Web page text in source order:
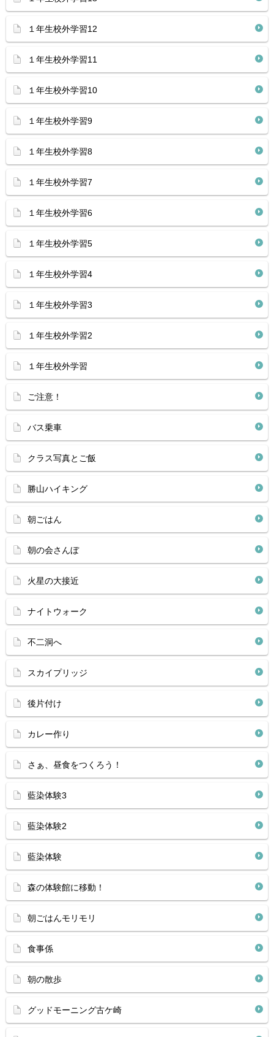
１年生校外学習12
１年生校外学習11
１年生校外学習10
１年生校外学習9
１年生校外学習8
１年生校外学習7
１年生校外学習6
１年生校外学習5
１年生校外学習4
１年生校外学習3
１年生校外学習2
１年生校外学習
ご注意！
バス乗車
クラス写真とご飯
勝山ハイキング
朝ごはん
朝の会さんぼ
火星の大接近
ナイトウォーク
不二洞へ
スカイプリッジ
後片付け
カレー作り
さぁ、昼食をつくろう！
藍染体験3
藍染体験2
藍染体験
森の体験館に移動！
朝ごはんモリモリ
食事係
朝の散歩
グッドモーニング古ケ崎